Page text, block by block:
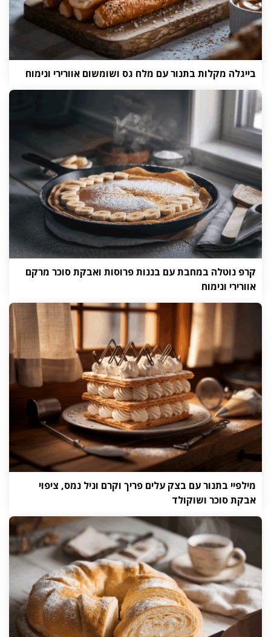
בייגלה מקלות בתנור עם מלח גס ושומשום אוורירי ונימוח
קרפ נוטלה במחבת עם בננות פרוסות ואבקת סוכר מרקם
אוורירי ונימוח
מילפיי בתנור עם בצק עלים פריך וקרם וניל נמס, ציפוי
אבקת סוכר ושוקולד